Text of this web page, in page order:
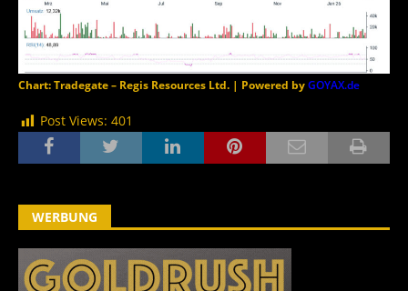
Chart: Tradegate – Regis Resources Ltd. | Powered byGOYAX.de
Post Views: 401
WERBUNG